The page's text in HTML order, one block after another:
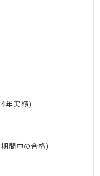
年実績)
期間中の合格)